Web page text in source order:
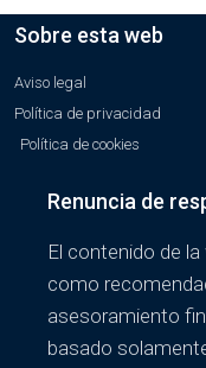
Sobre esta web
Aviso legal
Política de privacidad
Política de cookies
Renuncia de
El contenido de
como
asesoramiento
basado